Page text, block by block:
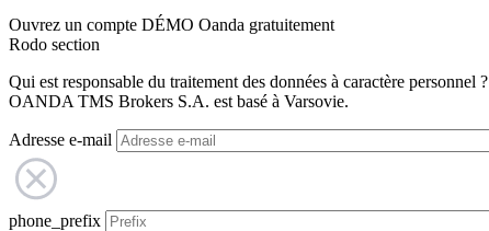
Ouvrez un compte DÉMO Oanda gratuitement
Rodo section
Qui est responsable du traitement des données à caractère personnel ?
OANDA TMS Brokers S.A. est basé à Varsovie.
Adresse e-mail
phone_prefix